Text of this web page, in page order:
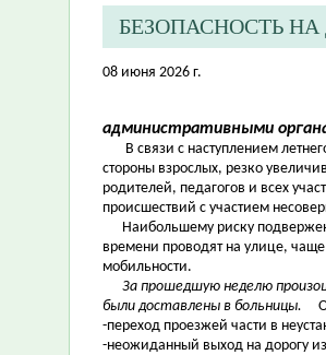
БЕЗОПАСНОСТЬ
08 июня 2026 г.
административными
В связи с наступлением
стороны взрослых, резко
родителей, педагогов и всех
происшествий с участием
Наибольшему риску подвержены
времени проводят на улице, чаще
мобильности.
За прошедшую неделю
были доставлены в больницы.
-переход проезжей части в
-неожиданный выход на дорогу